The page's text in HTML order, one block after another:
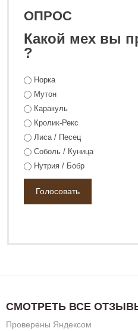
128 800 ₽
ОПРОС
Какой мех вы
?
Норка
Мутон
Каракуль
Кролик-Рекс
Лиса / Песец
Соболь / Куница
Нутрия / Бобр
СМОТРЕТЬ ВСЕ
Проверены Яндексом